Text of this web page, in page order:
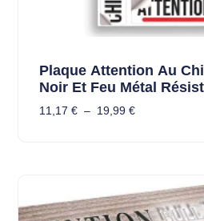
Plaque Attention Au
Noir Et Feu Métal
11,17 € – 19,99 €